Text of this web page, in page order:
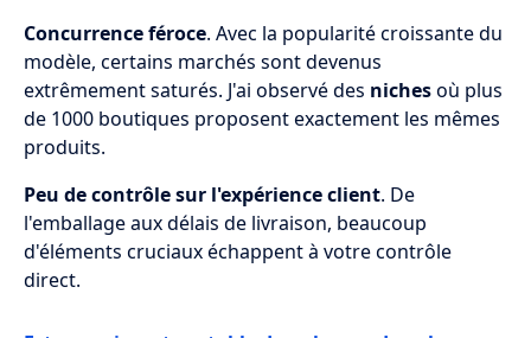
Concurrence féroce. Avec la popularité croissante du
modèle, certains marchés sont devenus
extrêmement saturés. J'ai observé des nichesoù plus
de 1000 boutiques proposent exactement les mêmes
produits.
Peu de contrôle sur l'expérience client. De
l'emballage aux délais de livraison, beaucoup
d'éléments cruciaux échappent à votre contrôle
direct.